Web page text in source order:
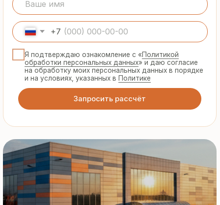
Сертифицированная
продукция
Все сэндвич-панели и профнастил
стандартам качества
Гарантия
от производителя
Предоставляем официальную гарантию
на материалы и подтверждаем
надёжность каждой партии